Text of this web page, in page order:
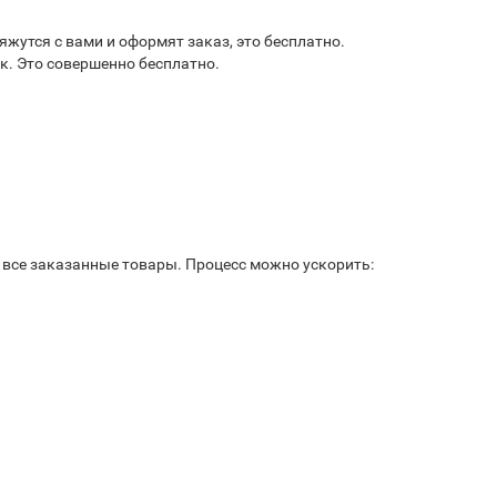
с вами и оформят заказ, это бесплатно.
Это совершенно бесплатно.
заказанные товары. Процесс можно ускорить: